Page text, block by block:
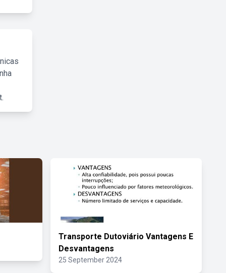
Transporte Dutoviário Vantagens E
Desvantagens
25 September 2024